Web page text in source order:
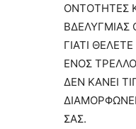
ΟΝΤΟΤΗΤΕΣ
ΒΔΕΛΥΓΜΙΑΣ
ΓΙΑΤΙ
ΕΝΟΣ
ΔΕΝ ΚΑΝΕΙ
ΣΑΣ.